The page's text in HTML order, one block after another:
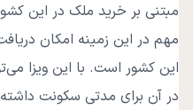
مبتنی بر خرید ملک در این
مهم در این زمینه امکان
این کشور است. با این ویزا
در آن برای مدتی سکونت